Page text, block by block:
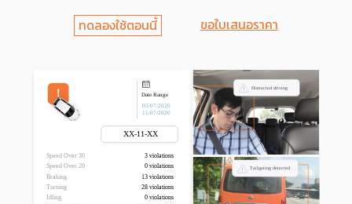
ทดลองใช้ตอนนี้ ขอใบเสนอราคา